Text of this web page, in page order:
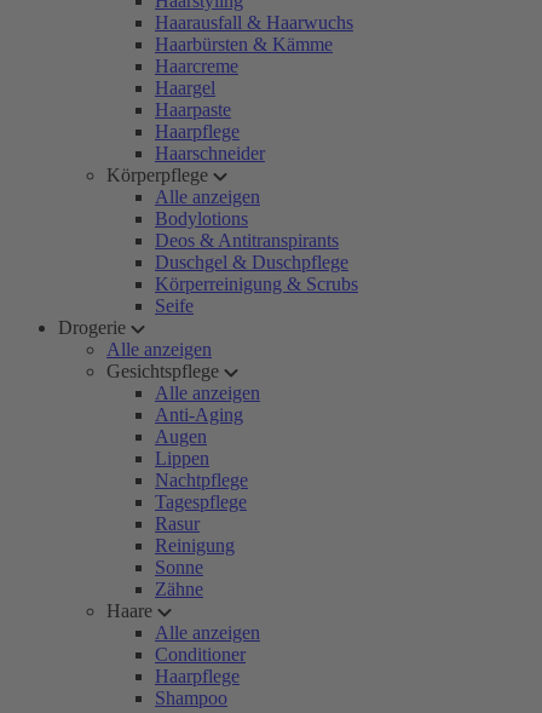
Haarausfall & Haarwuchs
Haarbürsten & Kämme
Haarcreme
Haargel
Haarpaste
Haarpflege
Haarschneider
Körperpflege
Alle anzeigen
Bodylotions
Deos & Antitranspirants
Duschgel & Duschpflege
Körperreinigung & Scrubs
Seife
Drogerie
Alle anzeigen
Gesichtspflege
Alle anzeigen
Anti-Aging
Augen
Lippen
Nachtpflege
Tagespflege
Rasur
Reinigung
Sonne
Zähne
Haare
Alle anzeigen
Conditioner
Haarpflege
Shampoo